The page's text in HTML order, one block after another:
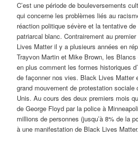
C’est une période de bouleversements
qui concerne les problèmes liés au
réaction politique sévère et la tentative
patriarcal blanc. Contrairement au
Lives Matter il y a plusieurs années en
Trayvon Martin et Mike Brown, les
en plus comment les formes historiques
de façonner nos vies. Black Lives Matter
grand mouvement de protestation sociale
Unis. Au cours des deux premiers mois
de George Floyd par la police à
millions de personnes (jusqu’à 8% de la
à une manifestation de Black Lives Matter.